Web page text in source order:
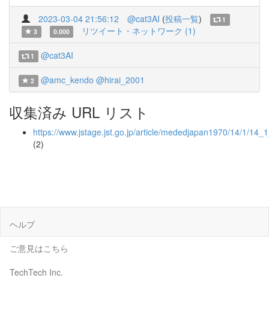
2023-03-04 21:56:12 @cat3AI (投稿一覧)
1
3
0.000 リツイート・ネットワーク (1)
1 @cat3AI
2 @amc_kendo @hirai_2001
収集済み URL リスト
https://www.jstage.jst.go.jp/article/mededjapan1970/14/1/
(2)
ヘルプ
ご意見はこちら
TechTech Inc.